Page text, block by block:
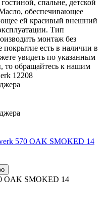
спальне, детской
обеспечивающее
ей красивый внешний
Тип
монтаж без
покрытие есть в наличии в
увидеть по указанным
то обращайтесь к нашим
12208
OAK SMOKED 14